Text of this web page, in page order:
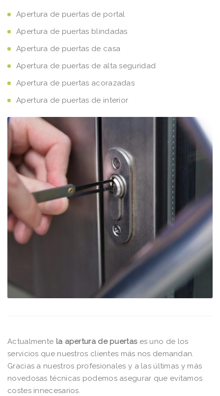
Apertura de puertas de portal
Apertura de puertas blindadas
Apertura de puertas de casa
Apertura de puertas de alta seguridad
Apertura de puertas acorazadas
Apertura de puertas de interior
Actualmente la apertura de puertases uno de los
servicios que nuestros clientes más nos demandan.
Gracias a nuestros profesionales y a las últimas y más
novedosas técnicas podemos asegurar que evitamos
costes innecesarios.